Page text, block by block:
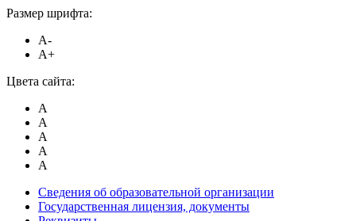
Размер шрифта:
A-
A+
Цвета сайта:
A
A
A
A
A
Сведения об образовательной организации
Государственная лицензия, документы